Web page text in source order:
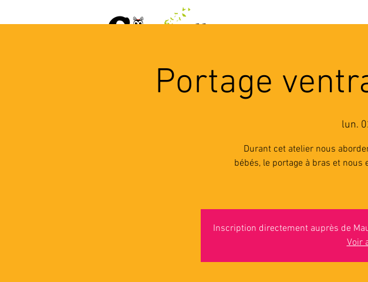
Portage
lun.
Durant cet atelier nous
bébés, le portage à bras et
Inscription directement auprès de
Voir